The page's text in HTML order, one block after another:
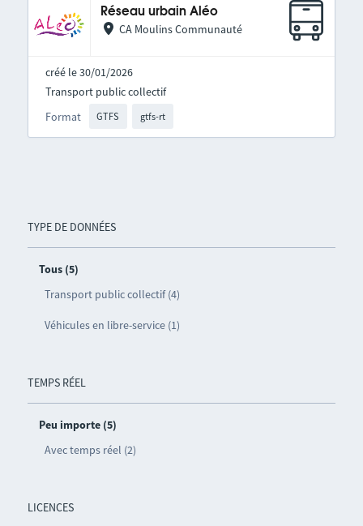
TYPE DE DONNÉES
Tous (5)
Transport public collectif (4)
Véhicules en libre-service (1)
TEMPS RÉEL
Peu importe (5)
Avec temps réel (2)
LICENCES
Réseau urbain Aléo
CA Moulins Communauté
créé le 30/01/2026
Format GTFS gtfs-rt
Transport public collectif